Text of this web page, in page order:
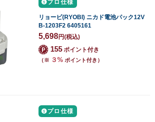
プロ仕様
リョービ(RYOBI) ニカド電池パック12V
B-1203F2 6405161
5,698円(税込)
155 ポイント付き
（※ ３% ポイント付き）
プロ仕様